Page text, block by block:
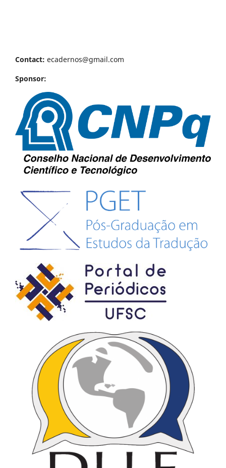
Contact: ecadernos@gmail.com
Sponsor: